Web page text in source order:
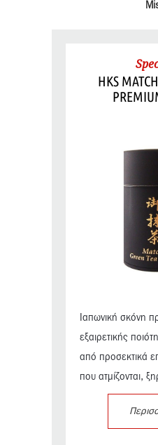
HKS
Ιαπωνική σκόνη
εξαιρετικής
από προσεκτικά
που ατμίζονται,